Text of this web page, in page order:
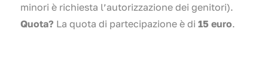
minori è richiesta l’autorizzazione dei genitori).
Quota? La quota di partecipazione è di 15 euro.